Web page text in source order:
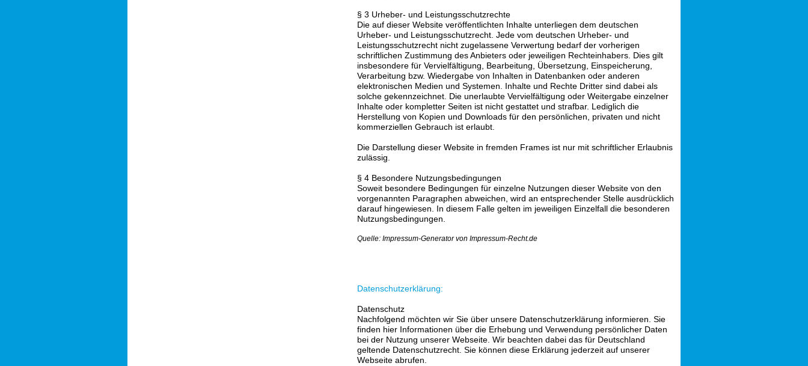
§ 3 Urheber- und Leistungsschutzrechte
Die auf dieser Website veröffentlichten Inhalte unterliegen dem deutschen
Urheber- und Leistungsschutzrecht. Jede vom deutschen Urheber- und
Leistungsschutzrecht nicht zugelassene Verwertung bedarf der vorherigen
schriftlichen Zustimmung des Anbieters oder jeweiligen Rechteinhabers. Dies gilt
insbesondere für Vervielfältigung, Bearbeitung, Übersetzung, Einspeicherung,
Verarbeitung bzw. Wiedergabe von Inhalten in Datenbanken oder anderen
elektronischen Medien und Systemen. Inhalte und Rechte Dritter sind dabei als
solche gekennzeichnet. Die unerlaubte Vervielfältigung oder Weitergabe einzelner
Inhalte oder kompletter Seiten ist nicht gestattet und strafbar. Lediglich die
Herstellung von Kopien und Downloads für den persönlichen, privaten und nicht
kommerziellen Gebrauch ist erlaubt.
Die Darstellung dieser Website in fremden Frames ist nur mit schriftlicher Erlaubnis
zulässig.
§ 4 Besondere Nutzungsbedingungen
Soweit besondere Bedingungen für einzelne Nutzungen dieser Website von den
vorgenannten Paragraphen abweichen, wird an entsprechender Stelle ausdrücklich
darauf hingewiesen. In diesem Falle gelten im jeweiligen Einzelfall die besonderen
Nutzungsbedingungen.
Quelle: Impressum-Generator von Impressum-Recht.de
Datenschutzerklärung:
Datenschutz
Nachfolgend möchten wir Sie über unsere Datenschutzerklärung informieren. Sie
finden hier Informationen über die Erhebung und Verwendung persönlicher Daten
bei der Nutzung unserer Webseite. Wir beachten dabei das für Deutschland
geltende Datenschutzrecht. Sie können diese Erklärung jederzeit auf unserer
Webseite abrufen.